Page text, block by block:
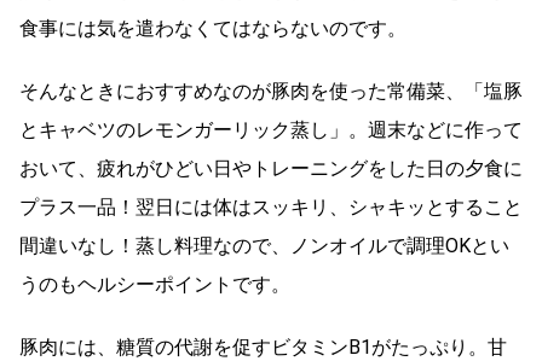
食事には気を遣わなくてはならないのです。
そんなときにおすすめなのが豚肉を使った常備菜、「塩豚
とキャベツのレモンガーリック蒸し」。週末などに作って
おいて、疲れがひどい日やトレーニングをした日の夕食に
プラス一品！翌日には体はスッキリ、シャキッとすること
間違いなし！蒸し料理なので、ノンオイルで調理OKとい
うのもヘルシーポイントです。
豚肉には、糖質の代謝を促すビタミンB1がたっぷり。甘